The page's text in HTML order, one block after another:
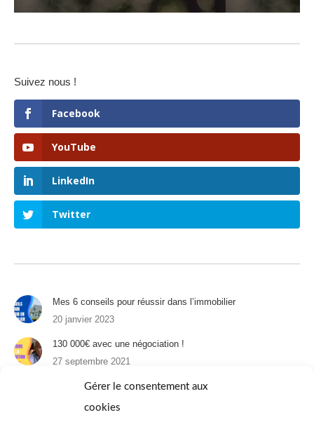
Gérer le consentement aux
cookies
Suivez nous !
Facebook
YouTube
LinkedIn
Twitter
Mes 6 conseils pour réussir dans l’immobilier
20 janvier 2023
130 000€ avec une négociation !
27 septembre 2021
Un appartement à Paris : 1er épisode
31 août 2021